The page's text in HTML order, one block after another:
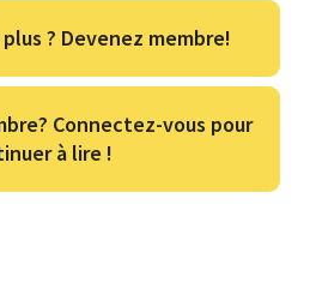
? Devenez membre!
Connectez-vous pour
à lire !